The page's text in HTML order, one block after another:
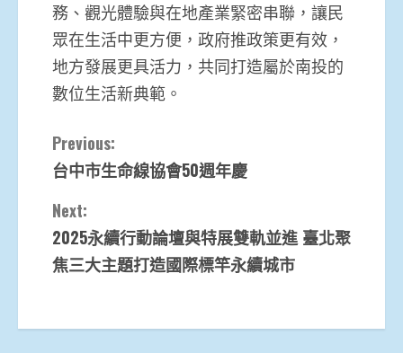
務、觀光體驗與在地產業緊密串聯，讓民
眾在生活中更方便，政府推政策更有效，
地方發展更具活力，共同打造屬於南投的
數位生活新典範。
Continue
Reading
Previous:
台中市生命線協會50週年慶
Next:
2025永續行動論壇與特展雙軌並進 臺北聚
焦三大主題打造國際標竿永續城市